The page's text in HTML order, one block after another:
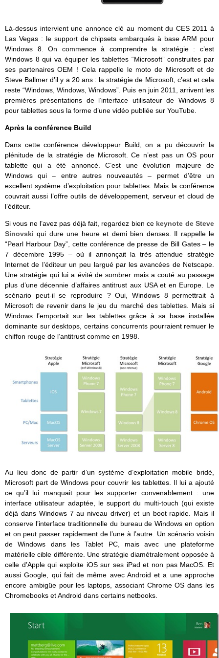
Là-dessus intervient une annonce clé au moment du CES 2011 à
Las Vegas : le support de chipsets embarqués à base ARM pour
Windows 8. On commence à comprendre la stratégie : c’est
Windows 8 qui va équiper les tablettes “Microsoft” construites par
ses partenaires OEM ! Cela rappelle le moto de Microsoft et de
Steve Ballmer d’il y a 20 ans : la stratégie de Microsoft, c’est et cela
reste “Windows, Windows, Windows”. Puis en juin 2011, arrivent les
premières présentations de l’interface utilisateur de Windows 8
pour tablettes sous la forme d’une vidéo publiée sur YouTube.
Après la conférence Build
Dans cette conférence développeur Build, on a pu découvrir la
plénitude de la stratégie de Microsoft. Ce n’est pas un OS pour
tablette qui a été annoncé. C’est une évolution majeure de
Windows qui – entre autres nouveautés – permet d’être un
excellent système d’exploitation pour tablettes. Mais la conférence
couvrait aussi l’offre outils de développement, serveur et cloud de
l’éditeur.
Si vous ne l’avez pas déjà fait, regardez bien ce keynote de Steve
Sinovski qui dure une heure et demi bien denses. Il rappelle le
“Pearl Harbour Day”, cette conférence de presse de Bill Gates – le
7 décembre 1995 – où il annonçait la très attendue stratégie
Internet de l’éditeur un peu largué par les avancées de Netscape.
Une stratégie qui lui a évité de sombrer mais a couté au passage
plus d’une décennie d’affaires antitrust aux USA et en Europe. Le
scénario peut-il se reproduire ? Oui, Windows 8 permettrait à
Microsoft de revenir dans le jeu du marché des tablettes. Mais si
Windows l’emportait sur les tablettes grâce à sa base installée
dominante sur desktops, certains concurrents pourraient remuer le
chiffon rouge de l’antitrust comme en 1998.
Au lieu donc de partir d’un système d’exploitation mobile bridé,
Microsoft part de Windows pour couvrir les tablettes. Il lui a ajouté
ce qu’il lui manquait pour les supporter convenablement : une
interface utilisateur adaptée, le support du multi-touch (qui existe
déjà dans Windows 7 au niveau driver) et un boot rapide. Mais il
conserve l’interface traditionnelle du bureau de Windows en option
et on peut passer rapidement de l’une à l’autre. Un scénario voisin
de Windows dans les Tablet PC, mais avec une plateforme
matérielle cible différente. Une stratégie diamétralement opposée à
celle d’Apple qui exploite iOS sur ses iPad et non pas MacOS. Et
aussi Google, qui fait de même avec Android et a une approche
encore ambigüe pour les laptops, associant Chrome OS dans les
Chromebooks et Android dans certains netbooks.